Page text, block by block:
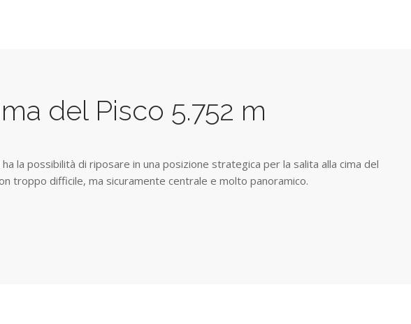
del Pisco 5.752 m
la possibilità di riposare in una posizione strategica per la salita alla cima del
troppo difficile, ma sicuramente centrale e molto panoramico.